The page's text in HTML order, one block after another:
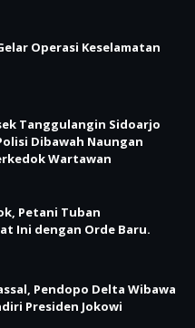
Operasi Keselamatan
Tanggulangin Sidoarjo
Dibawah Naungan
Wartawan
Petani Tuban
Ini dengan Orde Baru.
Pendopo Delta Wibawa
Presiden Jokowi